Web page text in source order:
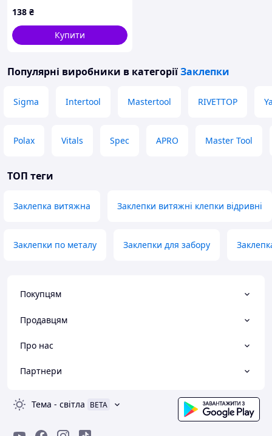
138 ₴
Купити
Популярні виробники в категоріїЗаклепки
Sigma Intertool Mastertool RIVETTOP
Polax Vitals Spec APRO Master Tool
ТОП теги
Заклепка витяжна Заклепки витяжні клепки відривні
Заклепки по металу Заклепки для забору
Покупцям
Продавцям
Про нас
Партнери
Тема - світла BETA